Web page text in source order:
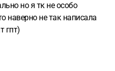
но я тк не особо
наверно не так написала
гпт)